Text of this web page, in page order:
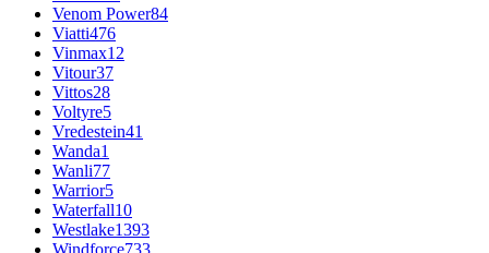
Venom Power84
Viatti476
Vinmax12
Vitour37
Vittos28
Voltyre5
Vredestein41
Wanda1
Wanli77
Warrior5
Waterfall10
Westlake1393
Windforce733